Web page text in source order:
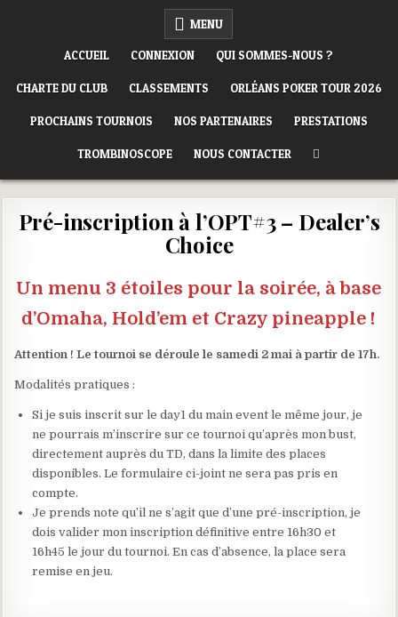
ORLÉANS POKER CLUB MENU
ACCUEIL CONNEXION QUI SOMMES-NOUS ?
CHARTE DU CLUB CLASSEMENTS ORLÉANS POKER TOUR 2026
PROCHAINS TOURNOIS NOS PARTENAIRES PRESTATIONS
TROMBINOSCOPE NOUS CONTACTER
Pré-inscription à l’OPT#3 – Dealer’s
Choice
Un menu 3 étoiles pour la soirée, à base
d’Omaha, Hold’em et Crazy pineapple !
Attention ! Le tournoi se déroule le samedi 2 mai à partir de 17h.
Modalités pratiques :
Si je suis inscrit sur le day1 du main event le même jour, je
ne pourrais m’inscrire sur ce tournoi qu’après mon bust,
directement auprès du TD, dans la limite des places
disponibles. Le formulaire ci-joint ne sera pas pris en
compte.
Je prends note qu’il ne s’agit que d’une pré-inscription, je
dois valider mon inscription définitive entre 16h30 et
16h45 le jour du tournoi. En cas d’absence, la place sera
remise en jeu.